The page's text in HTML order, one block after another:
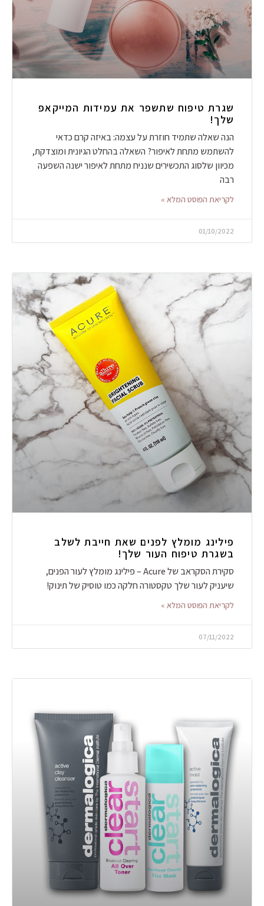
שגרת טיפוח שתשפר את עמידות המייקאפ
שלך!
הנה שאלה שתמיד חוזרת על עצמה: באיזה קרם כדאי
להשתמש מתחת לאיפור? השאלה בהחלט הגיונית ומוצדקת,
מכיוון שלסוג התכשירים שנניח מתחת לאיפור ישנה השפעה
רבה
לקריאת הפוסט המלא »
01/10/2022
פילינג מומלץ לפנים שאת חייבת לשלב
בשגרת טיפוח העור שלך!
סקירת הסקראב של Acure – פילינג מומלץ לעור הפנים,
שיעניק לעור שלך טקסטורה חלקה כמו טוסיק של תינוק!
לקריאת הפוסט המלא »
07/11/2022